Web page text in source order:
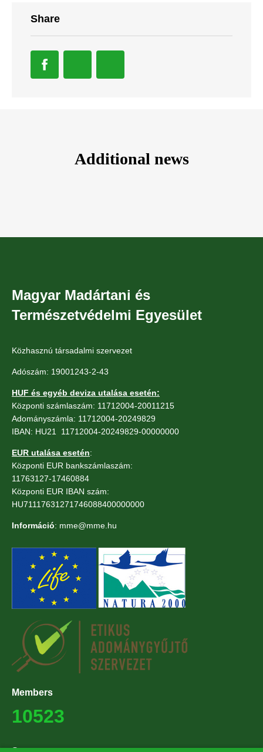
Share
Additional news
Magyar Madártani és
Természetvédelmi Egyesület
Közhasznú társadalmi szervezet
Adószám: 19001243-2-43
HUF és egyéb deviza utalása esetén:
Központi számlaszám: 11712004-20011215
Adományszámla: 11712004-20249829
IBAN: HU21 11712004-20249829-00000000
EUR utalása esetén:
Központi EUR bankszámlaszám:
11763127-17460884
Központi EUR IBAN szám:
HU71117631271746088400000000
Információ: mme@mme.hu
Members
10523